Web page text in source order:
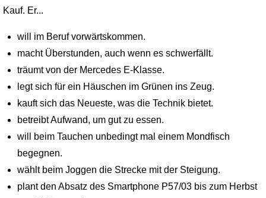
Kauf. Er...
will im Beruf vorwärtskommen.
macht Überstunden, auch wenn es schwerfällt.
träumt von der Mercedes E-Klasse.
legt sich für ein Häuschen im Grünen ins Zeug.
kauft sich das Neueste, was die Technik bietet.
betreibt Aufwand, um gut zu essen.
will beim Tauchen unbedingt mal einem Mondfisch
begegnen.
wählt beim Joggen die Strecke mit der Steigung.
plant den Absatz des Smartphone P57/03 bis zum Herbst